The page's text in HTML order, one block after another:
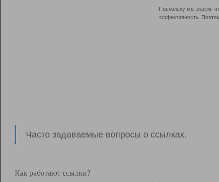
Поскольку мы знаем,
эффективность.
Часто задаваемые вопросы о ссылках.
Как работают ссылки?